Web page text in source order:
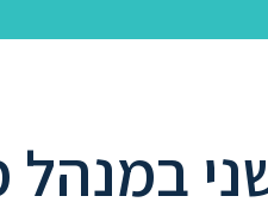
במנהל